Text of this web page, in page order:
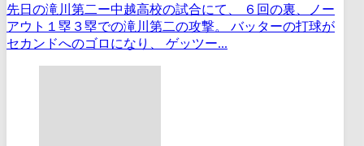
先日の滝川第二ー中越高校の試合にて、 ６回の裏、ノー
アウト１塁３塁での滝川第二の攻撃。 バッターの打球が
セカンドへのゴロになり、 ゲッツー...